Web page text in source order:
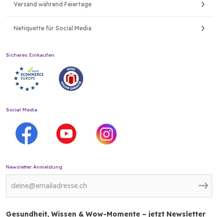
Versand während Feiertage
Netiquette für Social Media
Sicheres Einkaufen
Social Media
Newsletter Anmeldung
Gesundheit, Wissen & Wow-Momente – jetzt Newsletter